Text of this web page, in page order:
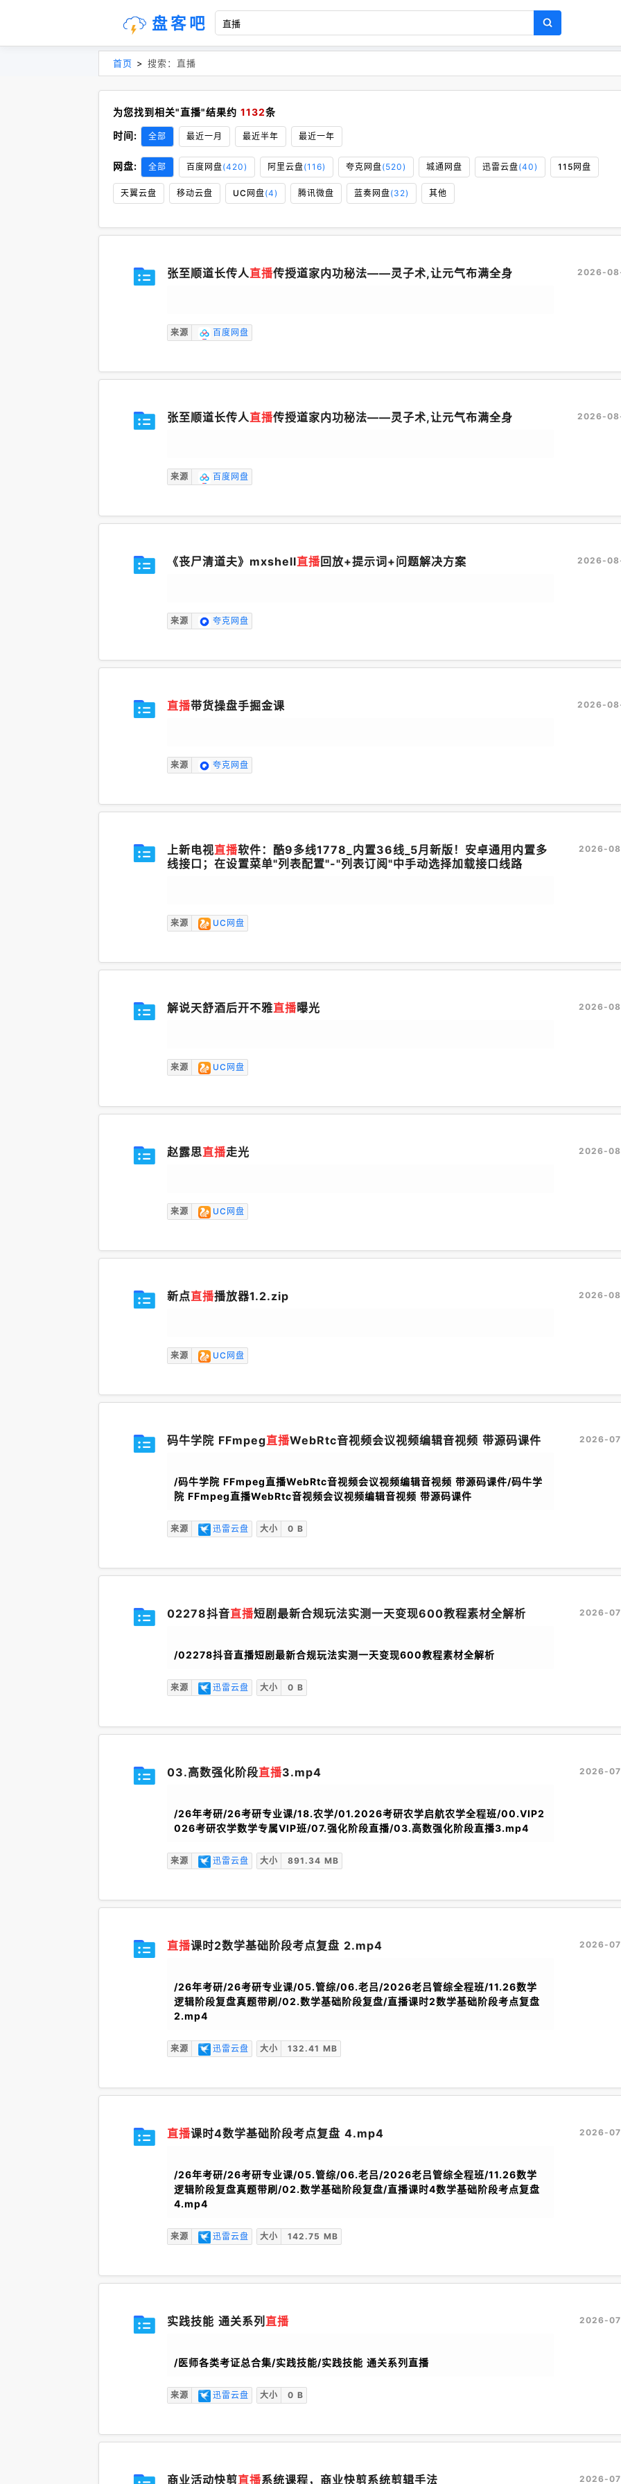
盘客吧
首页 > 搜索：直播
为您找到相关"直播"结果约 1132条
时间:
全部 最近一月 最近半年 最近一年
网盘: 全部 百度网盘(420) 阿里云盘(116) 夸克网盘(520) 城通网盘 迅雷云盘(40) 115网盘
天翼云盘 移动云盘 UC网盘(4) 腾讯微盘 蓝奏网盘(32) 其他
张至顺道长传人直播传授道家内功秘法——灵子术,让元气布满全身
来源 百度网盘
2026-
张至顺道长传人直播传授道家内功秘法——灵子术,让元气布满全身
来源 百度网盘
2026-
《丧尸清道夫》mxshell直播回放+提示词+问题解决方案
来源 夸克网盘
2026-
直播带货操盘手掘金课
来源 夸克网盘
2026-
上新电视直播软件：酷9多线1778_内置36线_5月新版！安卓通用内置多
线接口；在设置菜单"列表配置"-"列表订阅"中手动选择加载接口线路
来源 UC网盘
2026-
解说天舒酒后开不雅直播曝光
来源 UC网盘
2026-
赵露思直播走光
来源 UC网盘
2026-
新点直播播放器1.2.zip
来源 UC网盘
2026-
码牛学院 FFmpeg直播 WebRtc音视频会议视频编辑音视频 带源码课件
/码牛学院 FFmpeg直播WebRtc音视频会议视频编辑音视频 带源码课件/码牛学
院 FFmpeg直播WebRtc音视频会议视频编辑音视频 带源码课件
来源 迅雷云盘 大小 0 B
2026-
02278抖音直播短剧最新合规玩法实测一天变现600教程素材全解析
/02278抖音直播短剧最新合规玩法实测一天变现600教程素材全解析
来源 迅雷云盘 大小 0 B
2026-
03.高数强化阶段直播3.mp4
/26年考研/26考研专业课/18.农学/01.2026考研农学启航农学全程班/00.VIP2
026考研农学数学专属VIP班/07.强化阶段直播/03.高数强化阶段直播3.mp4
来源 迅雷云盘 大小 891.34 MB
2026-
直播课时2数学基础阶段考点复盘 2.mp4
/26年考研/26考研专业课/05.管综/06.老吕/2026老吕管综全程班/11.26数学
逻辑阶段复盘真题带刷/02.数学基础阶段复盘/直播课时2数学基础阶段考点复盘
2.mp4
来源 迅雷云盘 大小 132.41 MB
2026-
直播课时4数学基础阶段考点复盘 4.mp4
/26年考研/26考研专业课/05.管综/06.老吕/2026老吕管综全程班/11.26数学
逻辑阶段复盘真题带刷/02.数学基础阶段复盘/直播课时4数学基础阶段考点复盘
4.mp4
来源 迅雷云盘 大小 142.75 MB
2026-
实践技能 通关系列 直播
/医师各类考证总合集/实践技能/实践技能 通关系列直播
来源 迅雷云盘 大小 0 B
2026-
商业活动快剪直播系统课程，商业快剪系统剪辑手法 2026-